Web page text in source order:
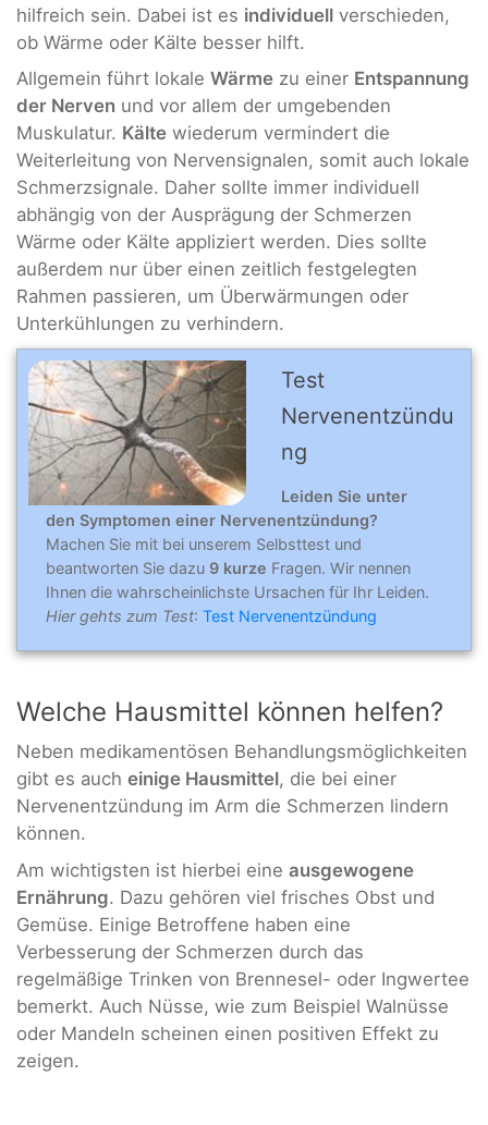
hilfreich sein. Dabei ist es individuell verschieden,
ob Wärme oder Kälte besser hilft.
Allgemein führt lokale Wärme zu einer Entspannung
der Nerven und vor allem der umgebenden
Muskulatur. Kälte wiederum vermindert die
Weiterleitung von Nervensignalen, somit auch lokale
Schmerzsignale. Daher sollte immer individuell
abhängig von der Ausprägung der Schmerzen
Wärme oder Kälte appliziert werden. Dies sollte
außerdem nur über einen zeitlich festgelegten
Rahmen passieren, um Überwärmungen oder
Unterkühlungen zu verhindern.
Test
Nervenentzündu
ng
Leiden Sie unter
den Symptomen einer Nervenentzündung?
Machen Sie mit bei unserem Selbsttest und
beantworten Sie dazu 9 kurze Fragen. Wir nennen
Ihnen die wahrscheinlichste Ursachen für Ihr Leiden.
Hier gehts zum Test: Test Nervenentzündung
Welche Hausmittel können helfen?
Neben medikamentösen Behandlungsmöglichkeiten
gibt es auch einige Hausmittel, die bei einer
Nervenentzündung im Arm die Schmerzen lindern
können.
Am wichtigsten ist hierbei eine ausgewogene
Ernährung. Dazu gehören viel frisches Obst und
Gemüse. Einige Betroffene haben eine
Verbesserung der Schmerzen durch das
regelmäßige Trinken von Brennesel- oder Ingwertee
bemerkt. Auch Nüsse, wie zum Beispiel Walnüsse
oder Mandeln scheinen einen positiven Effekt zu
zeigen.